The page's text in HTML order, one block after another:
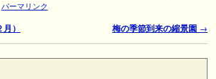
パーマリンク
） 梅の季節到来の縮景園 →